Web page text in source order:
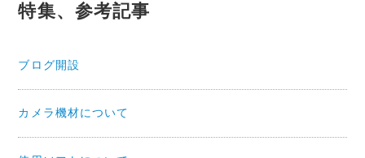
特集、参考記事
ブログ開設
カメラ機材について